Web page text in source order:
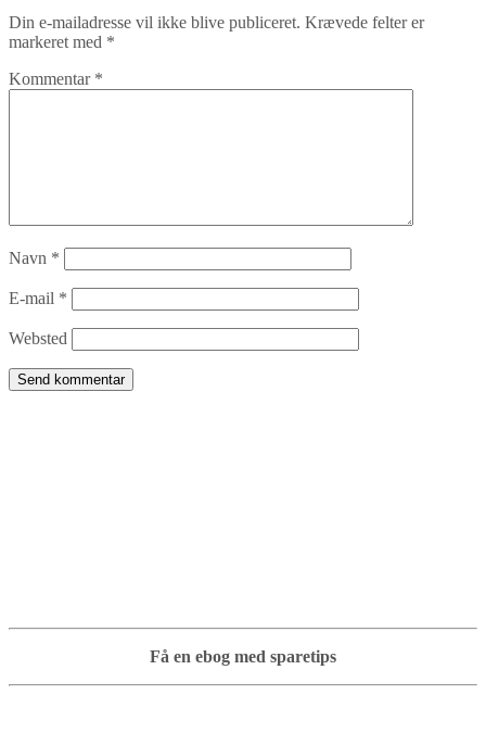
Din e-mailadresse vil ikke blive publiceret. Krævede felter er
markeret med *
Kommentar *
Navn *
E-mail *
Websted
Få en ebog med sparetips